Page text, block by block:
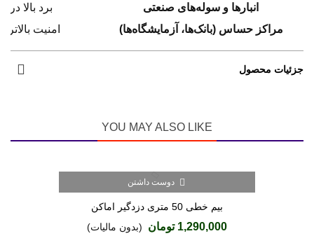
انبارها و سوله‌های صنعتی
برد بالا
مراکز حساس (بانک‌ها، آزمایشگاه‌ها)
امنیت
جزئیات محصول
YOU MAY ALSO LIKE
دوست داشتن
بیم خطی 50 متری دزدگیر اماکن
1,290,000 تومان (بدون مالیات)